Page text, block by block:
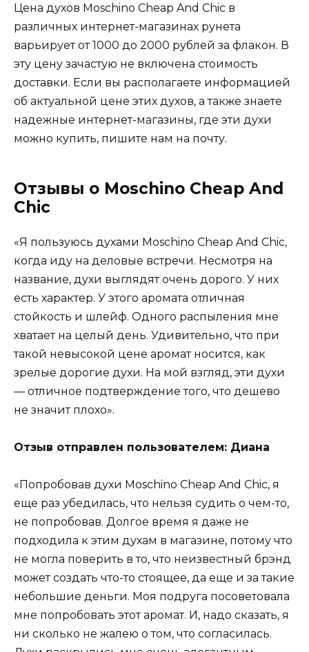
Цена духов Moschino Cheap And Chic в
различных интернет-магазинах рунета
варьирует от 1000 до 2000 рублей за флакон. В
эту цену зачастую не включена стоимость
доставки. Если вы располагаете информацией
об актуальной цене этих духов, а также знаете
надежные интернет-магазины, где эти духи
можно купить, пишите нам на почту.
Отзывы о Moschino Cheap And
Chic
«Я пользуюсь духами Moschino Cheap And Chic,
когда иду на деловые встречи. Несмотря на
название, духи выглядят очень дорого. У них
есть характер. У этого аромата отличная
стойкость и шлейф. Одного распыления мне
хватает на целый день. Удивительно, что при
такой невысокой цене аромат носится, как
зрелые дорогие духи. На мой взгляд, эти духи
— отличное подтверждение того, что дешево
не значит плохо».
Отзыв отправлен пользователем: Диана
«Попробовав духи Moschino Cheap And Chic, я
еще раз убедилась, что нельзя судить о чем-то,
не попробовав. Долгое время я даже не
подходила к этим духам в магазине, потому что
не могла поверить в то, что неизвестный брэнд
может создать что-то стоящее, да еще и за такие
небольшие деньги. Моя подруга посоветовала
мне попробовать этот аромат. И, надо сказать, я
ни сколько не жалею о том, что согласилась.